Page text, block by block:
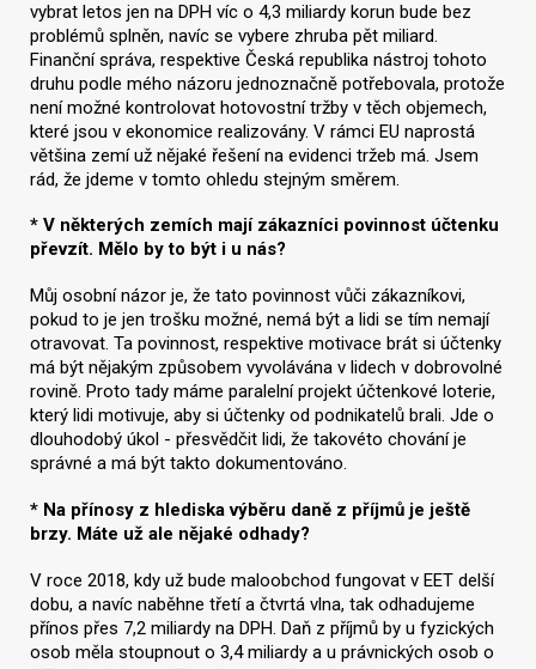
vybrat letos jen na DPH víc o 4,3 miliardy korun bude bez
problémů splněn, navíc se vybere zhruba pět miliard.
Finanční správa, respektive Česká republika nástroj tohoto
druhu podle mého názoru jednoznačně potřebovala, protože
není možné kontrolovat hotovostní tržby v těch objemech,
které jsou v ekonomice realizovány. V rámci EU naprostá
většina zemí už nějaké řešení na evidenci tržeb má. Jsem
rád, že jdeme v tomto ohledu stejným směrem.
* V některých zemích mají zákazníci povinnost účtenku
převzít. Mělo by to být i u nás?
Můj osobní názor je, že tato povinnost vůči zákazníkovi,
pokud to je jen trošku možné, nemá být a lidi se tím nemají
otravovat. Ta povinnost, respektive motivace brát si účtenky
má být nějakým způsobem vyvolávána v lidech v dobrovolné
rovině. Proto tady máme paralelní projekt účtenkové loterie,
který lidi motivuje, aby si účtenky od podnikatelů brali. Jde o
dlouhodobý úkol - přesvědčit lidi, že takovéto chování je
správné a má být takto dokumentováno.
* Na přínosy z hlediska výběru daně z příjmů je ještě
brzy. Máte už ale nějaké odhady?
V roce 2018, kdy už bude maloobchod fungovat v EET delší
dobu, a navíc naběhne třetí a čtvrtá vlna, tak odhadujeme
přínos přes 7,2 miliardy na DPH. Daň z příjmů by u fyzických
osob měla stoupnout o 3,4 miliardy a u právnických osob o